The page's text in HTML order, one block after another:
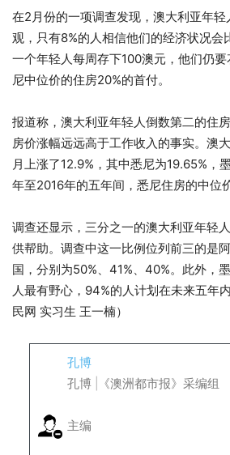
在2月份的一项调查发现，澳大利亚年
观，只有8%的人相信他们的经济状况会
一个年轻人每周存下100澳元，他们仍
尼中位价的住房20%的首付。
报道称，澳大利亚年轻人倒数第二的住
房价涨幅远远高于工作收入的事实。澳
月上涨了12.9%，其中悉尼为19.65%，
年至2016年的五年间，悉尼住房的中位
调查还显示，三分之一的澳大利亚年轻
供帮助。调查中这一比例位列前三的是
国，分别为50%、41%、40%。此外，
人最有野心，94%的人计划在未来五年
民网 实习生 王一楠）
孔博
孔博 |《澳洲都市报》采编组
主编